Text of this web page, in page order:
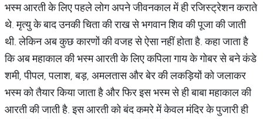
भस्म आरती के लिए पहले लोग अपने जीवनकाल में ही रजिस्ट्रेशन कराते
थे. मृत्यु के बाद उनकी चिता की राख से भगवान शिव की पूजा की जाती
थी. लेकिन अब कुछ कारणों की वजह से ऐसा नहीं होता है. कहा जाता है
कि अब महाकाल की भस्म आरती के लिए कपिला गाय के गोबर से बने कंडे
शमी, पीपल, पलाश, बड़, अमलतास और बेर की लकड़ियों को जलाकर
भस्म को तैयार किया जाता है और फिर इस भस्म से ही बाबा महाकाल की
आरती की जाती है. इस आरती को बंद कमरे में केवल मंदिर के पुजारी ही